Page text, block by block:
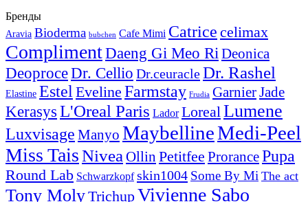
Бренды
Aravia Bioderma bubchen Cafe Mimi Catrice celimax
ComplimentDaeng Gi Meo RiDeonica
DeoproceDr. Cellio Dr.ceuracleDr. Rashel
Elastine EstelEveline Farmstay Frudia GarnierJade
Kerasys L'Oreal Paris Lador LorealLumene
Luxvisage Manyo MaybellineMedi-Peel
Miss TaisNivea Ollin Petitfee ProrancePupa
Round Lab Schwarzkopf skin1004 Some By Mi The act
Tony MolyTrichupVivienne Sabo